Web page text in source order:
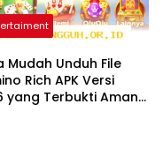
Mudah Unduh File
Rich APK Versi
yang Terbukti Aman